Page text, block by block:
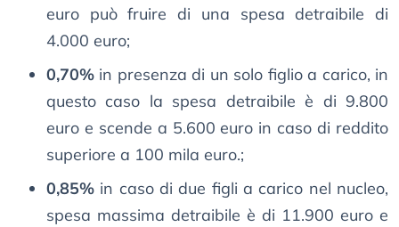
euro può fruire di una spesa detraibile di
4.000 euro;
0,70% in presenza di un solo figlio a carico, in
questo caso la spesa detraibile è di 9.800
euro e scende a 5.600 euro in caso di reddito
superiore a 100 mila euro.;
0,85% in caso di due figli a carico nel nucleo,
spesa massima detraibile è di 11.900 euro e